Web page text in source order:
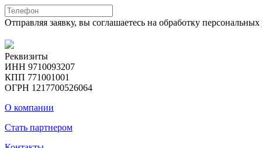
Отправляя заявку, вы соглашаетесь на обработку
Реквизиты
ИНН 9710093207
КПП 771001001
ОГРН 1217700526064
О компании
Стать партнером